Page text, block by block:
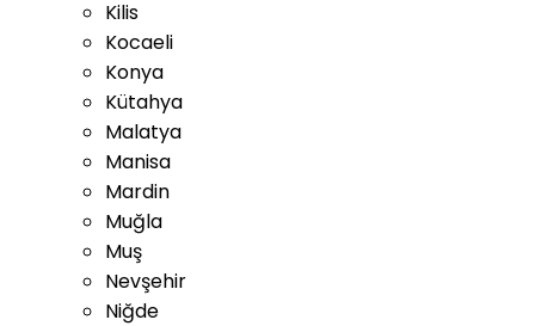
Kilis
Kocaeli
Konya
Kütahya
Malatya
Manisa
Mardin
Muğla
Muş
Nevşehir
Niğde